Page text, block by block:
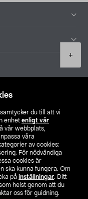
samtycker du till att vi
enhet enligt vår
vår webbplats,
våra
av cookies:
För nödvändiga
cookies är
ska kunna fungera. Om
på inställningar. Ditt
helst genom att du
oss för guidning.
+